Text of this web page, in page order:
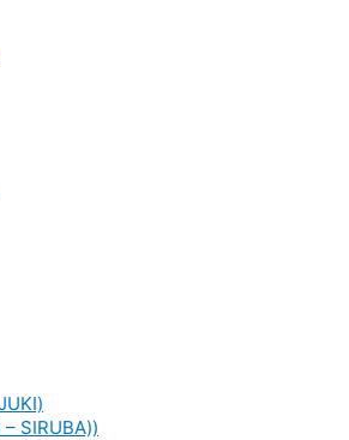
SIRUBA))